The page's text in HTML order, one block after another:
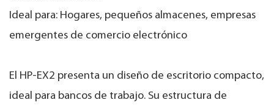
Ideal para: Hogares, pequeños almacenes, empresas
emergentes de comercio electrónico
El HP-EX2 presenta un diseño de escritorio compacto,
ideal para bancos de trabajo. Su estructura de